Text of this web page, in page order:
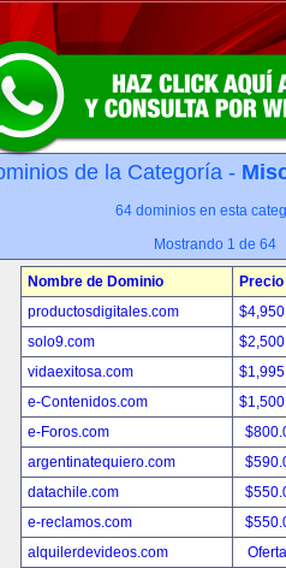
de la Categoría -
64 dominios en esta
Mostrando 1 de 64
Nombre de Dominio
Precio
productosdigitales.com
solo9.com
vidaexitosa.com
e-Contenidos.com
e-Foros.com
argentinatequiero.com
datachile.com
e-reclamos.com
alquilerdevideos.com